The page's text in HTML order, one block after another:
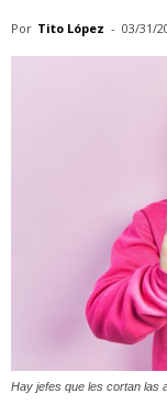
Por Tito López - 03/31/
Hay jefes que les cortan las